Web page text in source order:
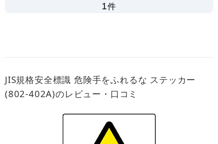
1件
JIS規格安全標識 危険手をふれるな ステッカー
(802-402A)のレビュー・口コミ